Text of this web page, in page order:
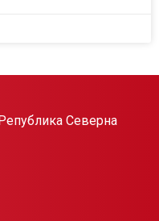
Северна